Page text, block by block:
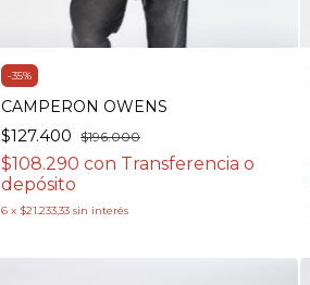
-35%
CAMPERON OWENS
$127.400 $196.000
$108.290 con Transferencia o
depósito
6 x $21.233,33 sin interés